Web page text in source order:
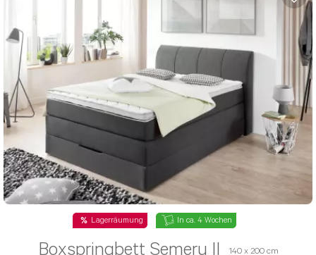
Lagerräumung In ca. 4 Wochen
Boxspringbett Semeru II 140 x 200 cm